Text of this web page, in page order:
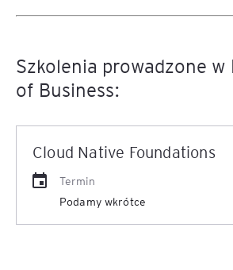
Szkolenia prowadzone w
of Business:
Cloud Native Foundations
Termin
Podamy wkrótce